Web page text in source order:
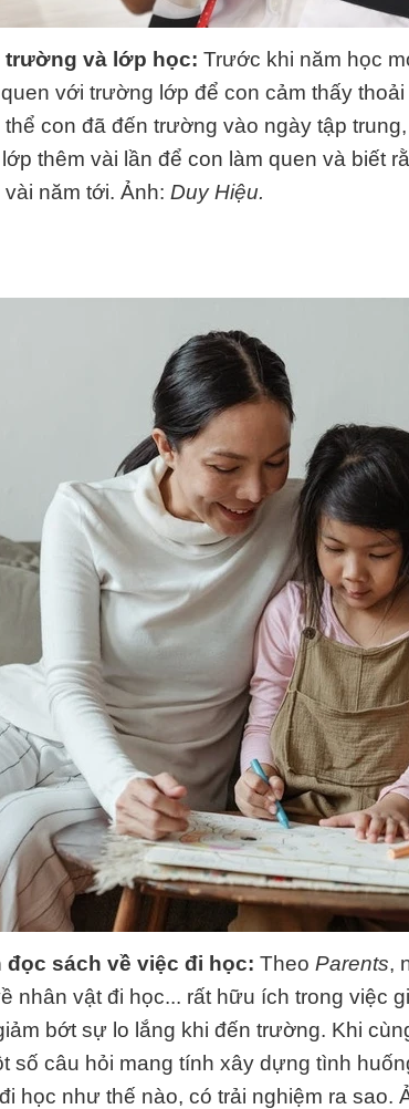
trường và lớp học: Trước khi năm học
với trường lớp để con cảm thấy
con đã đến trường vào ngày tập
thêm vài lần để con làm quen và biết
năm tới. Ảnh: Duy Hiệu.
đọc sách về việc đi học: Theo Parents,
nhân vật đi học... rất hữu ích trong việc
bớt sự lo lắng khi đến trường. Khi
số câu hỏi mang tính xây dựng tình
học như thế nào, có trải nghiệm ra sao.